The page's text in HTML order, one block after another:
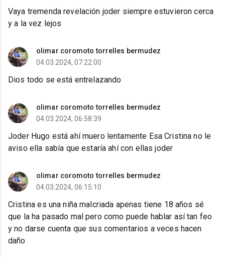
Vaya tremenda revelación joder siempre estuvieron cerca
y a la vez lejos
olimar coromoto torrelles bermudez
04.03.2024, 07:22:00
Dios todo se está entrelazando
olimar coromoto torrelles bermudez
04.03.2024, 06:58:39
Joder Hugo está ahí muero lentamente Esa Cristina no le
aviso ella sabía que estaría ahí con ellas joder
olimar coromoto torrelles bermudez
04.03.2024, 06:15:10
Cristina es una niña malcriada apenas tiene 18 años sé
que la ha pasado mal pero como puede hablar así tan feo
y no darse cuenta que sus comentarios a veces hacen
daño